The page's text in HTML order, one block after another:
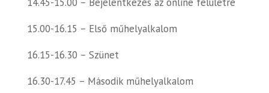
15.00-16.15 – Első műhelyalkalom
16.15-16.30 – Szünet
16.30-17.45 – Második műhelyalkalom